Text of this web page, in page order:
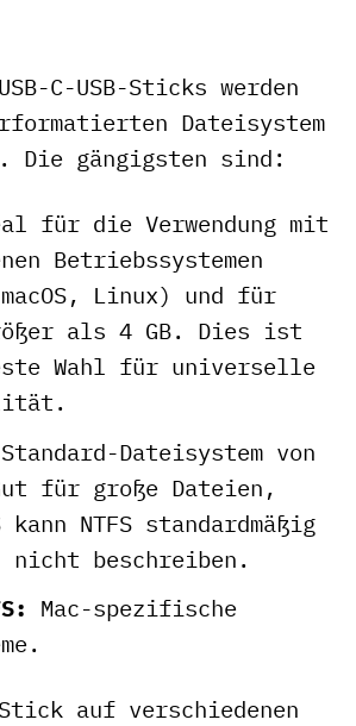
C-USB-Sticks werden
Dateisystem
Die gängigsten sind:
für die Verwendung mit
Betriebssystemen
Linux) und für
als 4 GB. Dies ist
Wahl für universelle
Dateisystem von
für große Dateien,
kann NTFS standardmäßig
nicht beschreiben.
Mac-spezifische
Stick auf verschiedenen